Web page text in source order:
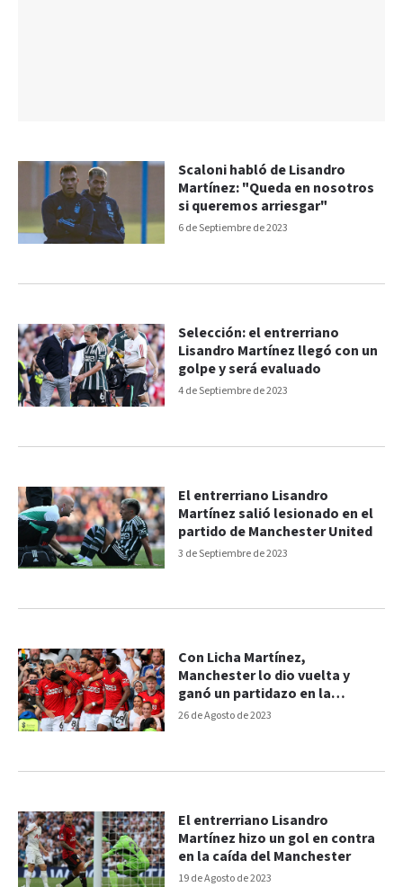
6 de Septiembre de 2023
Scaloni habló de Lisandro
Martínez: "Queda en nosotros
si queremos arriesgar"
4 de Septiembre de 2023
Selección: el entrerriano
Lisandro Martínez llegó con un
golpe y será evaluado
3 de Septiembre de 2023
El entrerriano Lisandro
Martínez salió lesionado en el
partido de Manchester United
26 de Agosto de 2023
Con Licha Martínez,
Manchester lo dio vuelta y
ganó un partidazo en la
Premier
19 de Agosto de 2023
El entrerriano Lisandro
Martínez hizo un gol en contra
en la caída del Manchester